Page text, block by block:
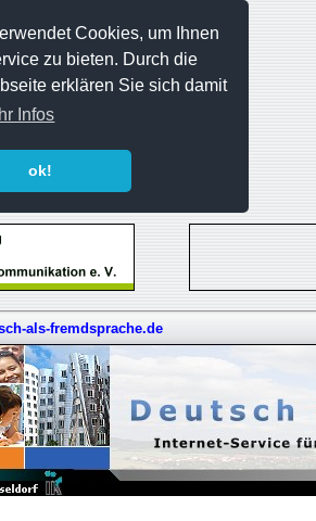
Cookies, um Ihnen
zu bieten. Durch die
erklären Sie sich damit
Infos
ok!
als-fremdsprache.de